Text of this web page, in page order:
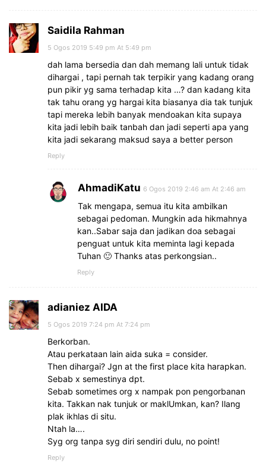
Saidila Rahman
5 Ogos 2019 5:49 pm At 5:49 pm
dah lama bersedia dan dah memang lali untuk tidak
dihargai , tapi pernah tak terpikir yang kadang orang
pun pikir yg sama terhadap kita …? dan kadang kita
tak tahu orang yg hargai kita biasanya dia tak tunjuk
tapi mereka lebih banyak mendoakan kita supaya
kita jadi lebih baik tanbah dan jadi seperti apa yang
kita jadi sekarang maksud saya a better person
Reply
AhmadiKatu 6 Ogos 2019 2:46 am At 2:46 am
Tak mengapa, semua itu kita ambilkan
sebagai pedoman. Mungkin ada hikmahnya
kan..Sabar saja dan jadikan doa sebagai
penguat untuk kita meminta lagi kepada
Tuhan 🙂 Thanks atas perkongsian..
Reply
adianiez AIDA
5 Ogos 2019 7:24 pm At 7:24 pm
Berkorban.
Atau perkataan lain aida suka = consider.
Then dihargai? Jgn at the first place kita harapkan.
Sebab x semestinya dpt.
Sebab sometimes org x nampak pon pengorbanan
kita. Takkan nak tunjuk or maklUmkan, kan? Ilang
plak ikhlas di situ.
Ntah la….
Syg org tanpa syg diri sendiri dulu, no point!
Reply